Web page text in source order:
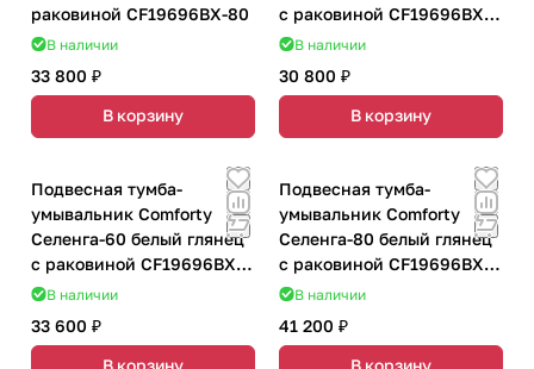
раковиной CF19696BX-80
В наличии
33 800 ₽
В корзину
с раковиной CF19696BX-
50В наличии
30 800 ₽
В корзину
Подвесная тумба-
умывальник Comforty
Селенга-60 белый глянец
с раковиной CF19696BX-
60В наличии
33 600 ₽
В корзину
Подвесная тумба-
умывальник Comforty
Селенга-80 белый глянец
с раковиной CF19696BX-
80В наличии
41 200 ₽
В корзину